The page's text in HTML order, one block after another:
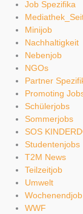
Job Spezifika
Minijob
Nachhaltigkeit
Nebenjob
NGOs
Partner
Promoting
Schülerjobs
Sommerjobs
SOS
Studentenjobs
T2M News
Teilzeitjob
Umwelt
Wochenendjob
WWF